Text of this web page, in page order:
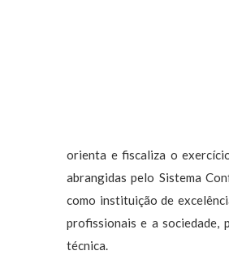
orienta e fiscaliza o
abrangidas pelo Sistema
como instituição de
profissionais e a sociedade,
técnica.